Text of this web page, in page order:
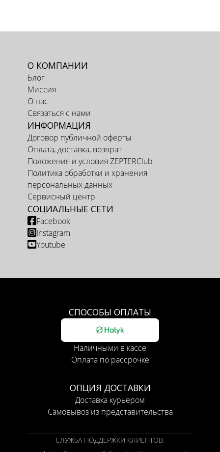
О КОМПАНИИ
Блог
Миссия
О нас
Связаться с нами
ИНФОРМАЦИЯ
Договор публичной оферты
Оплата, доставка, возврат
Положения и условия ZEPTERClub
Политика обработки и хранения
персональных данных
Сервисный центр
СОЦИАЛЬНЫЕ СЕТИ
Facebook
Instagram
Youtube
СПОСОБЫ ОПЛАТЫ
Наличными в кассе
Оплата по рассрочке
ОПЦИЯ ДОСТАВКИ
Доставка курьером
Самовывоз из представительства
СЛУЖБА ПОДДЕРЖКИ КЛИЕНТОВ: